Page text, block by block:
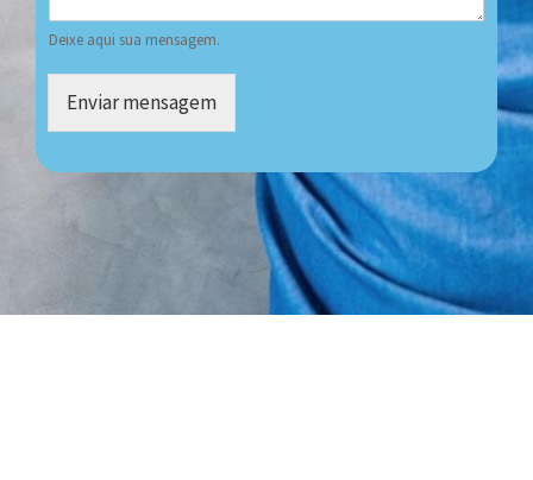
Deixe aqui sua mensagem.
Enviar mensagem